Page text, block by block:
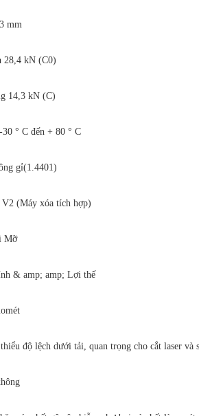
mm
kN (C0)
14,3 kN (C)
° C đến + 80 ° C
gỉ(1.4401)
(Máy xóa tích hợp)
& amp; amp; Lợi thế
độ lệch dưới tải, quan trọng cho cắt laser và